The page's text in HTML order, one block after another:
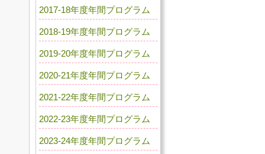
2017-18年度年間プログラム
2018-19年度年間プログラム
2019-20年度年間プログラム
2020-21年度年間プログラム
2021-22年度年間プログラム
2022-23年度年間プログラム
2023-24年度年間プログラム